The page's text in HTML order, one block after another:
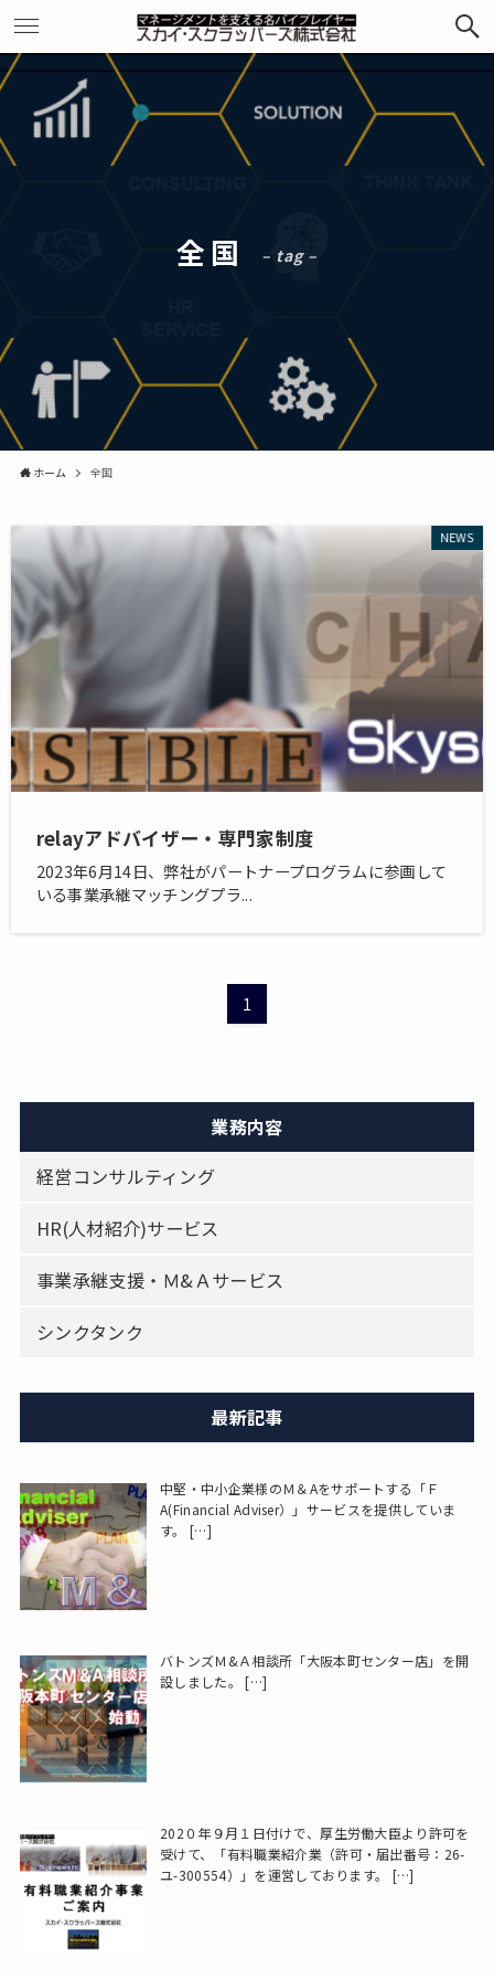
全国 – tag –
ホーム 全国
NEWS
relayアドバイザー・専門家制度
2023年6月14日、弊社がパートナープログラムに参画して
いる事業承継マッチングプラ...
1
業務内容
経営コンサルティング
HR(人材紹介)サービス
事業承継支援・Ｍ&Ａサービス
シンクタンク
最新記事
中堅・中小企業様のＭ＆Aをサポートする「Ｆ
A(Financial Adviser）」サービスを提供していま
す。
[…]
バトンズＭ&Ａ相談所「大阪本町センター店」を開
設しました。[…]
202０年９月１日付けで、厚生労働大臣より許可を
受けて、「有料職業紹介業（許可・届出番号：26-
ユ-300554）」を運営しております。
[…]